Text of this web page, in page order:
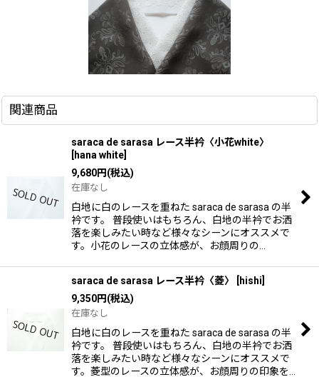
関連商品
saraca de sarasa レース半衿〈小花white〉
hana white
9,680円(税込)
在庫なし
白地に白のレースを重ねた saraca de sarasa の半
衿です。 普段使いはもちろん、白地の半衿でお洒
落を楽しみたい時など様々なシーンにオススメで
す。小花のレースの立体感が、お顔周りの…
saraca de sarasa レース半衿〈菱〉 hishi
9,350円(税込)
在庫なし
白地に白のレースを重ねた saraca de sarasa の半
衿です。 普段使いはもちろん、白地の半衿でお洒
落を楽しみたい時など様々なシーンにオススメで
す。菱型のレースの立体感が、お顔周りの印象を…